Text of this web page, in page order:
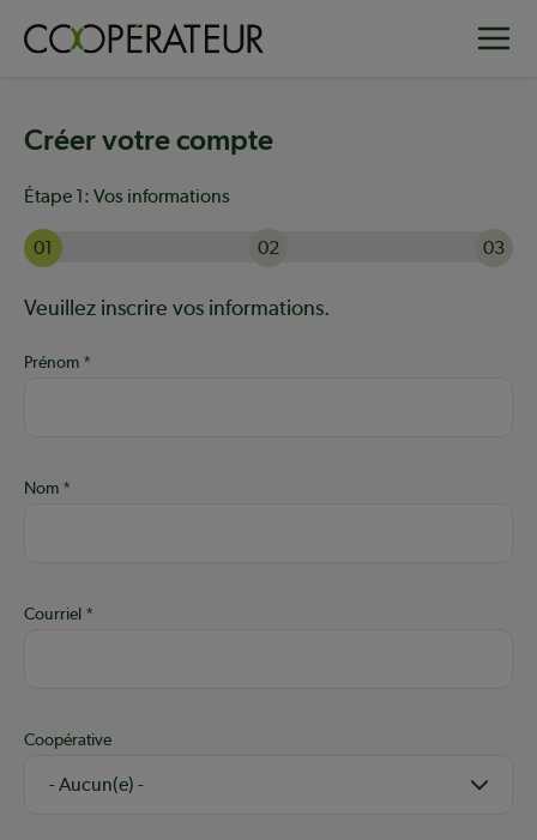
Créer votre compte
Étape 1: Vos informations
01 02
03
Aide :
Veuillez inscrire vos informations.
Prénom
Nom
Courriel
Coopérative